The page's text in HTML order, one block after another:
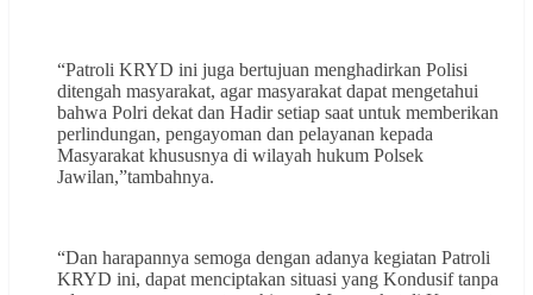
“Patroli KRYD ini juga bertujuan menghadirkan Polisi
ditengah masyarakat, agar masyarakat dapat mengetahui
bahwa Polri dekat dan Hadir setiap saat untuk memberikan
perlindungan, pengayoman dan pelayanan kepada
Masyarakat khususnya di wilayah hukum Polsek
Jawilan,”tambahnya.
“Dan harapannya semoga dengan adanya kegiatan Patroli
KRYD ini, dapat menciptakan situasi yang Kondusif tanpa